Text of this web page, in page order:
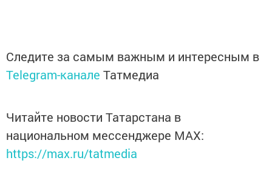
Следите за самым важным и интересным в
Telegram-канале Татмедиа
Читайте новости Татарстана в
национальном мессенджере MАХ:
https://max.ru/tatmedia